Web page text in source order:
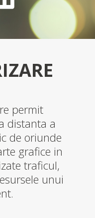
permit
distanta a
de oriunde
grafice in
traficul,
unui